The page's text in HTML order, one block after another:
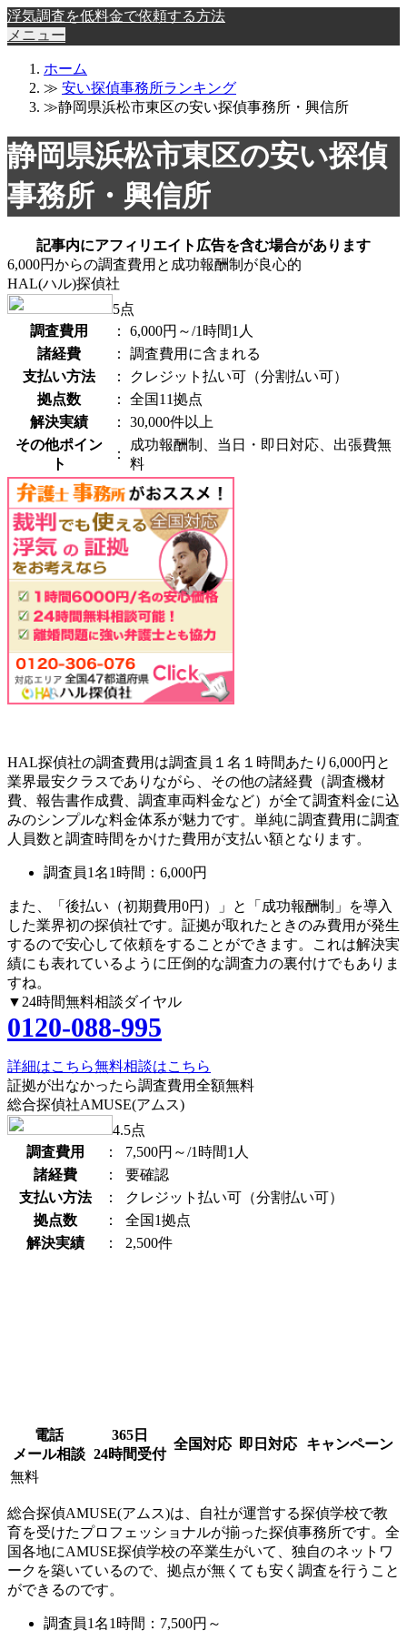
浮気調査を低料金で依頼する方法
メニュー
ホーム
≫ 安い探偵事務所ランキング
≫静岡県浜松市東区の安い探偵事務所・興信所
静岡県浜松市東区の安い探偵
事務所・興信所
記事内にアフィリエイト広告を含む場合があります
6,000円からの調査費用と成功報酬制が良心的
HAL(ハル)探偵社
5点
調査費用
：
6,000円～/1時間1人
諸経費
：
調査費用に含まれる
支払い方法
：
クレジット払い可（分割払い可）
拠点数
：
全国11拠点
解決実績
：
30,000件以上
その他ポイン
ト
：
成功報酬制、当日・即日対応、出張費無
料
HAL探偵社の調査費用は調査員１名１時間あたり6,000円と
業界最安クラスでありながら、その他の諸経費（調査機材
費、報告書作成費、調査車両料金など）が全て調査料金に込
みのシンプルな料金体系が魅力です。単純に調査費用に調査
人員数と調査時間をかけた費用が支払い額となります。
調査員1名1時間： 6,000円
また、 「後払い（初期費用0円）」 と 「成功報酬制」
を導入
した業界初の探偵社です。証拠が取れたときのみ費用が発生
するので安心して依頼をすることができます。これは解決実
績にも表れているように圧倒的な調査力の裏付けでもありま
すね。
▼24時間無料相談ダイヤル
0120-088-995
詳細はこちら無料相談はこちら
証拠が出なかったら調査費用全額無料
総合探偵社AMUSE(アムス)
4.5点
調査費用
：
7,500円～/1時間1人
諸経費
：
要確認
支払い方法
：
クレジット払い可（分割払い可）
拠点数
：
全国1拠点
解決実績
： 2,500件
電話
メール相談
365日
24時間受付
全国対応 即日対応 キャンペーン
無料
総合探偵AMUSE(アムス)は、自社が運営する探偵学校で教
育を受けたプロフェッショナルが揃った探偵事務所です。全
国各地にAMUSE探偵学校の卒業生がいて、独自のネットワ
ークを築いているので、拠点が無くても安く調査を行うこと
ができるのです。
調査員1名1時間： 7,500円～